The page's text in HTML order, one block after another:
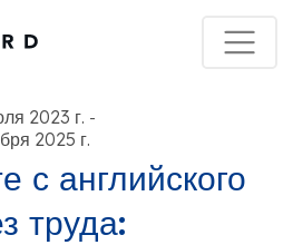
2023 г. -
2025 г.
с английского
труда: